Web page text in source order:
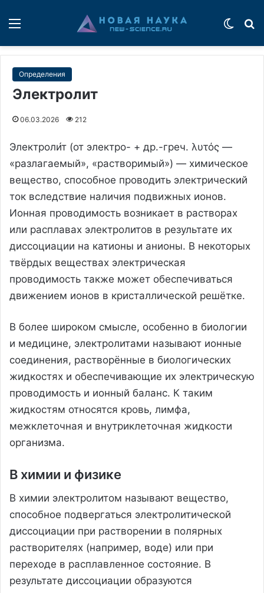
Определения
Электролит
06.03.2026 212
Электроли́т (от электро- + др.-греч. λυτός —
«разлагаемый», «растворимый») — химическое
вещество, способное проводить электрический
ток вследствие наличия подвижных ионов.
Ионная проводимость возникает в растворах
или расплавах электролитов в результате их
диссоциации на катионы и анионы. В некоторых
твёрдых веществах электрическая
проводимость также может обеспечиваться
движением ионов в кристаллической решётке.
В более широком смысле, особенно в биологии
и медицине, электролитами называют ионные
соединения, растворённые в биологических
жидкостях и обеспечивающие их электрическую
проводимость и ионный баланс. К таким
жидкостям относятся кровь, лимфа,
межклеточная и внутриклеточная жидкости
организма.
В химии и физике
В химии электролитом называют вещество,
способное подвергаться электролитической
диссоциации при растворении в полярных
растворителях (например, воде) или при
переходе в расплавленное состояние. В
результате диссоциации образуются